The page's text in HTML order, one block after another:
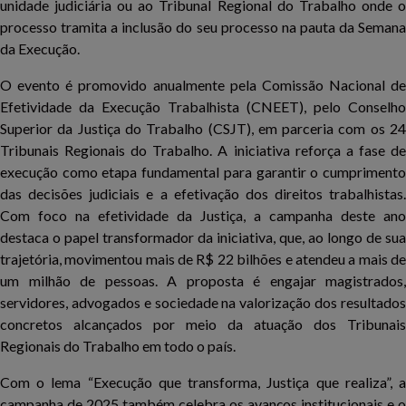
unidade judiciária ou ao Tribunal Regional do Trabalho onde o
processo tramita a inclusão do seu processo na pauta da Semana
da Execução.
O evento é promovido anualmente pela Comissão Nacional de
Efetividade da Execução Trabalhista (CNEET), pelo Conselho
Superior da Justiça do Trabalho (CSJT), em parceria com os 24
Tribunais Regionais do Trabalho. A iniciativa reforça a fase de
execução como etapa fundamental para garantir o cumprimento
das decisões judiciais e a efetivação dos direitos trabalhistas.
Com foco na efetividade da Justiça, a campanha deste ano
destaca o papel transformador da iniciativa, que, ao longo de sua
trajetória, movimentou mais de R$ 22 bilhões e atendeu a mais de
um milhão de pessoas. A proposta é engajar magistrados,
servidores, advogados e sociedade na valorização dos resultados
concretos alcançados por meio da atuação dos Tribunais
Regionais do Trabalho em todo o país.
Com o lema “Execução que transforma, Justiça que realiza”, a